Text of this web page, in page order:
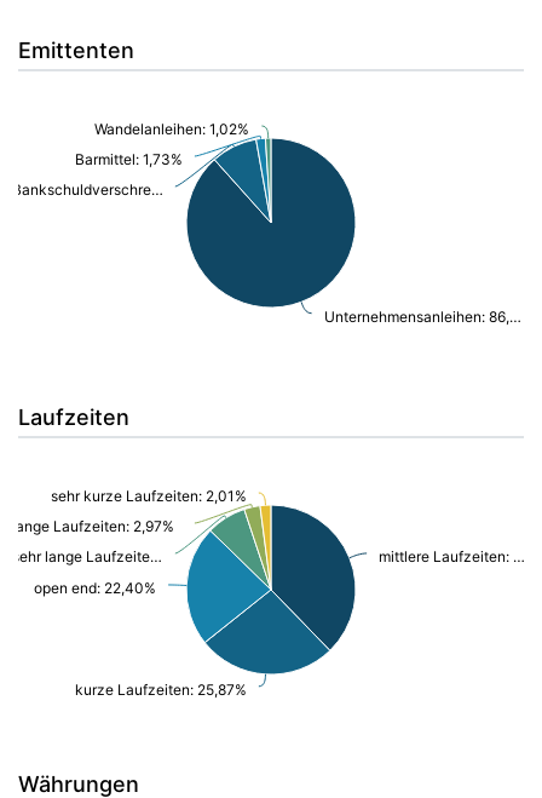
Emittenten
Unternehmensanleihen: 86,03%
Bankschuldverschreibung: 8,57%
Barmittel: 1,73%
Wandelanleihen: 1,02%
Laufzeiten
mittlere Laufzeiten: 36,76%
kurze Laufzeiten: 25,87%
open end: 22,40%
sehr lange Laufzeiten: 7,39%
lange Laufzeiten: 2,97%
sehr kurze Laufzeiten: 2,01%
Währungen